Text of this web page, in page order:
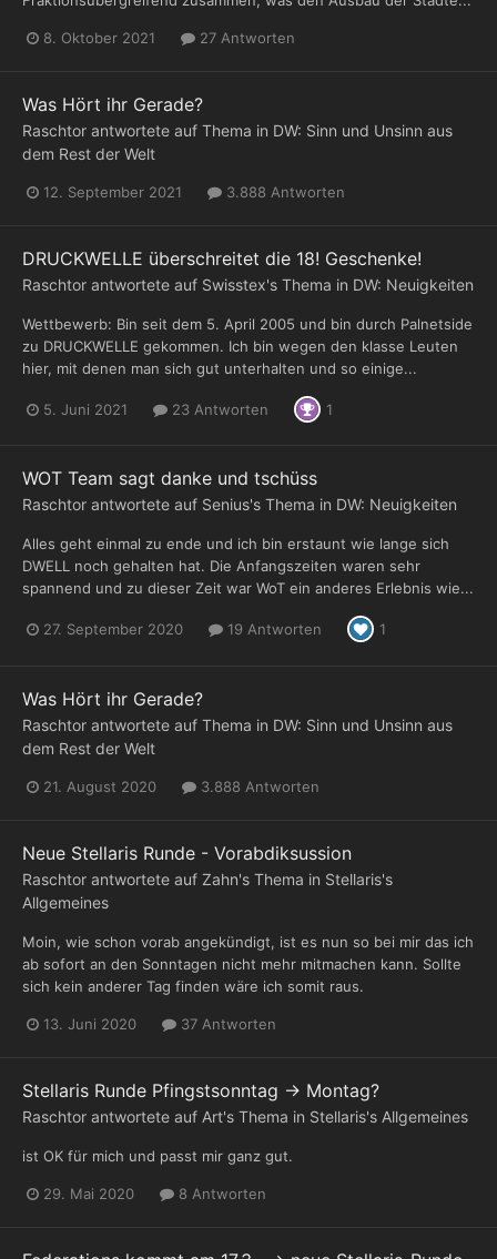
8. Oktober 2021 27 Antworten
Was Hört ihr Gerade?
Raschtor antwortete auf Thema in DW: Sinn und Unsinn aus
dem Rest der Welt
12. September 2021 3.888 Antworten
DRUCKWELLE überschreitet die 18! Geschenke!
Raschtor antwortete auf Swisstex's Thema in DW: Neuigkeiten
Wettbewerb: Bin seit dem 5. April 2005 und bin durch Palnetside
zu DRUCKWELLE gekommen. Ich bin wegen den klasse Leuten
hier, mit denen man sich gut unterhalten und so einige...
5. Juni 2021 23 Antworten 1
WOT Team sagt danke und tschüss
Raschtor antwortete auf Senius's Thema in DW: Neuigkeiten
Alles geht einmal zu ende und ich bin erstaunt wie lange sich
DWELL noch gehalten hat. Die Anfangszeiten waren sehr
spannend und zu dieser Zeit war WoT ein anderes Erlebnis wie...
27. September 2020 19 Antworten 1
Was Hört ihr Gerade?
Raschtor antwortete auf Thema in DW: Sinn und Unsinn aus
dem Rest der Welt
21. August 2020 3.888 Antworten
Neue Stellaris Runde - Vorabdiksussion
Raschtor antwortete auf Zahn's Thema in Stellaris's
Allgemeines
Moin, wie schon vorab angekündigt, ist es nun so bei mir das ich
ab sofort an den Sonntagen nicht mehr mitmachen kann. Sollte
sich kein anderer Tag finden wäre ich somit raus.
13. Juni 2020 37 Antworten
Stellaris Runde Pfingstsonntag -> Montag?
Raschtor antwortete auf Art's Thema in Stellaris's Allgemeines
ist OK für mich und passt mir ganz gut.
29. Mai 2020 8 Antworten